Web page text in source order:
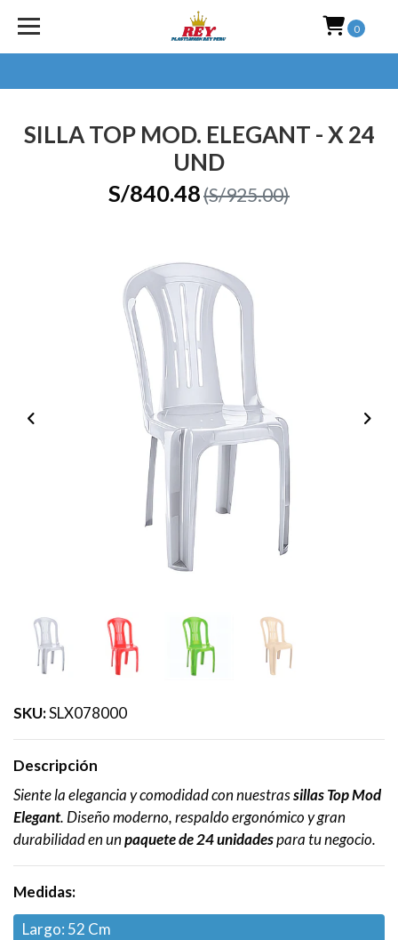
0
SILLA TOP MOD. ELEGANT - X 24
UND
S/840.48(S/925.00)
SKU:SLX078000
Descripción
Siente la elegancia y comodidad con nuestrassillas Top Mod
Elegant. Diseño moderno, respaldo ergonómico y gran
durabilidad en unpaquete de 24 unidadespara tu negocio.
Medidas:
Largo: 52 Cm